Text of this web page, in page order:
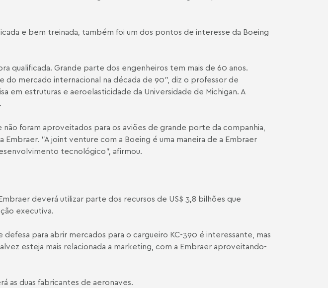
e bem treinada, também foi um dos pontos de interesse da Boeing
qualificada. Grande parte dos engenheiros tem mais de 60 anos.
do mercado internacional na década de 90", diz o professor de
em estruturas e aeroelasticidade da Universidade de Michigan. A
foram aproveitados para os aviões de grande porte da companhia,
"A joint venture com a Boeing é uma maneira de a Embraer
tecnológico", afirmou.
deverá utilizar parte dos recursos de US$ 3,8 bilhões que
executiva.
para abrir mercados para o cargueiro KC-390 é interessante, mas
esteja mais relacionada a marketing, com a Embraer aproveitando-
as duas fabricantes de aeronaves.